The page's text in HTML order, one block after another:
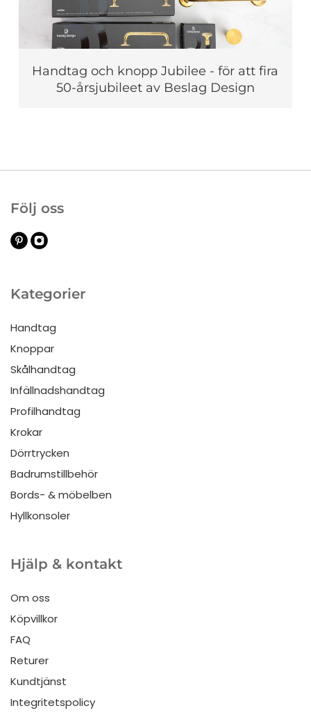
Handtag och knopp Jubilee - för att fira
50-årsjubileet av Beslag Design
Kategorier
Handtag
Knoppar
Skålhandtag
Infällnadshandtag
Profilhandtag
Krokar
Dörrtrycken
Badrumstillbehör
Bords- & möbelben
Hyllkonsoler
Hjälp & kontakt
Om oss
Köpvillkor
FAQ
Returer
Kundtjänst
Integritetspolicy
Följ oss